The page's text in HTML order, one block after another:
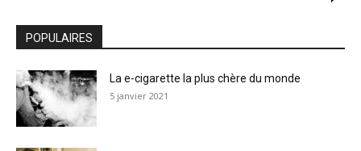
POPULAIRES
La e-cigarette la plus chère du monde
5 janvier 2021